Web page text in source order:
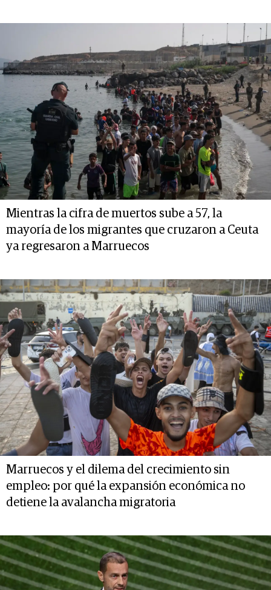
Mientras la cifra de muertos sube a 57, la
mayoría de los migrantes que cruzaron a Ceuta
ya regresaron a Marruecos
Marruecos y el dilema del crecimiento sin
empleo: por qué la expansión económica no
detiene la avalancha migratoria